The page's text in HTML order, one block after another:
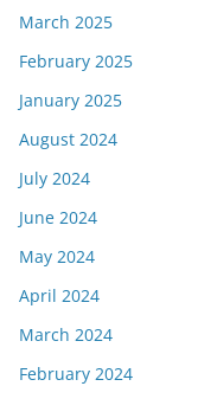
March 2025
February 2025
January 2025
August 2024
July 2024
June 2024
May 2024
April 2024
March 2024
February 2024